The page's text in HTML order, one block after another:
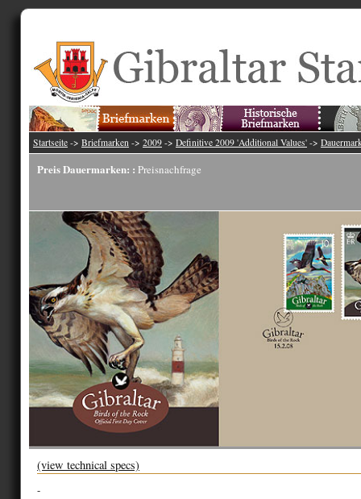
Startseite -> Briefmarken -> 2009 -> Definitive 2009 'Additional Values' ->
Preis Dauermarken: : Preisnachfrage
(view technical specs)
-